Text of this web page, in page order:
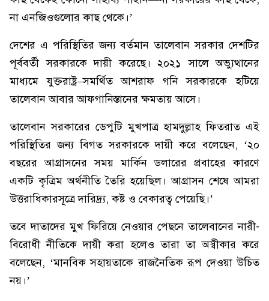
না এনজিওগুলোর কাছ থেকে।’
দেশের এ পরিস্থিতির জন্য বর্তমান তালেবান সরকার দেশটির
পূর্ববর্তী সরকারকে দায়ী করেছে। ২০২১ সালে অভ্যুত্থানের
মাধ্যমে যুক্তরাষ্ট্র–সমর্থিত আশরাফ গনি সরকারকে হটিয়ে
তালেবান আবার আফগানিস্তানের ক্ষমতায় আসে।
তালেবান সরকারের ডেপুটি মুখপাত্র হামদুল্লাহ ফিতরাত এই
পরিস্থিতির জন্য বিগত সরকারকে দায়ী করে বলেছেন, ‘২০
বছরের আগ্রাসনের সময় মার্কিন ডলারের প্রবাহের কারণে
একটি কৃত্রিম অর্থনীতি তৈরি হয়েছিল। আগ্রাসন শেষে আমরা
উত্তরাধিকারসূত্রে দারিদ্র্য, কষ্ট ও বেকারত্ব পেয়েছি।’
তবে দাতাদের মুখ ফিরিয়ে নেওয়ার পেছনে তালেবানের নারী-
বিরোধী নীতিকে দায়ী করা হলেও তারা তা অস্বীকার করে
বলেছেন, ‘মানবিক সহায়তাকে রাজনৈতিক রূপ দেওয়া উচিত
নয়।’